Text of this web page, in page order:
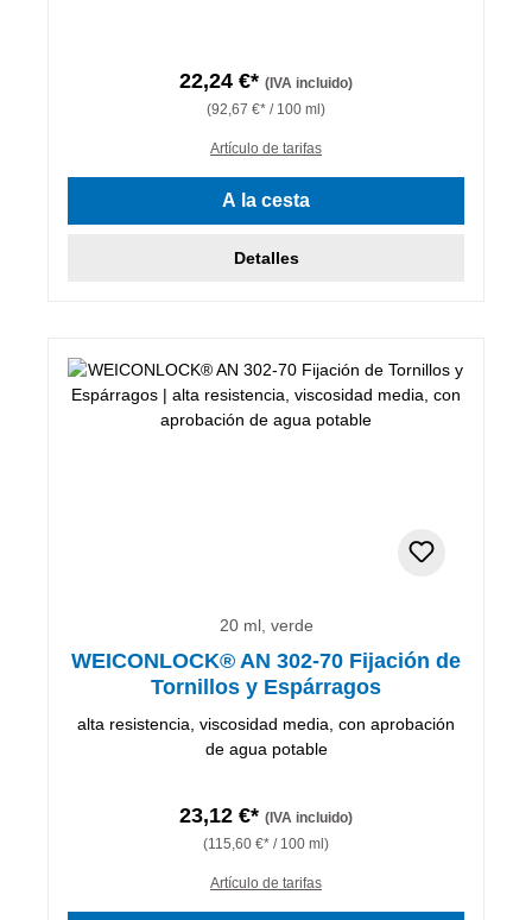
22,24 €* (IVA incluido)
(92,67 €* / 100 ml)
Artículo de tarifas
A la cesta
Detalles
20 ml, verde
WEICONLOCK® AN 302-70 Fijación de
Tornillos y Espárragos
alta resistencia, viscosidad media, con aprobación
de agua potable
23,12 €* (IVA incluido)
(115,60 €* / 100 ml)
Artículo de tarifas